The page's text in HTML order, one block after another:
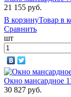
21 155 руб.
В корзинуТовар в
Сравнить
шт
Окно мансардное
30 827 руб.